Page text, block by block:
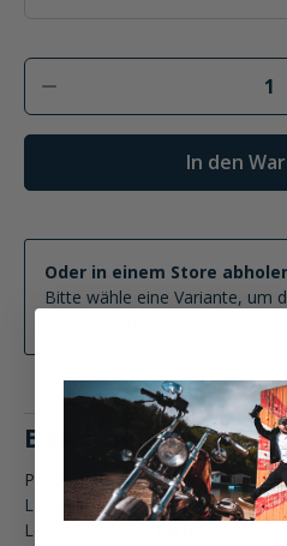
Produkt Anzahl: Gib
In den
Oder in einem Store
Bitte wähle eine Variante, um
Beschreibung
Produktbeschreibung: SW-
LR2 Canvas/Kunstleder 48 Liter
Legend Gear L…